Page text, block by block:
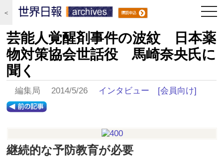
＜
芸能人覚醒剤事件の波紋 日本薬
物対策協会世話役 馬崎奈央氏に
聞く
編集局 2014/5/26 インタビュー [会員向け]
継続的な予防教育が必要